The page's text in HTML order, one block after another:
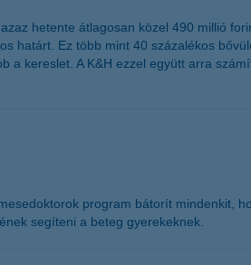
hetente átlagosan közel 490 millió
határt. Ez több mint 40 százalékos
a kereslet. A K&H ezzel együtt arra
program bátorít mindenkit,
segíteni a beteg gyerekeknek.